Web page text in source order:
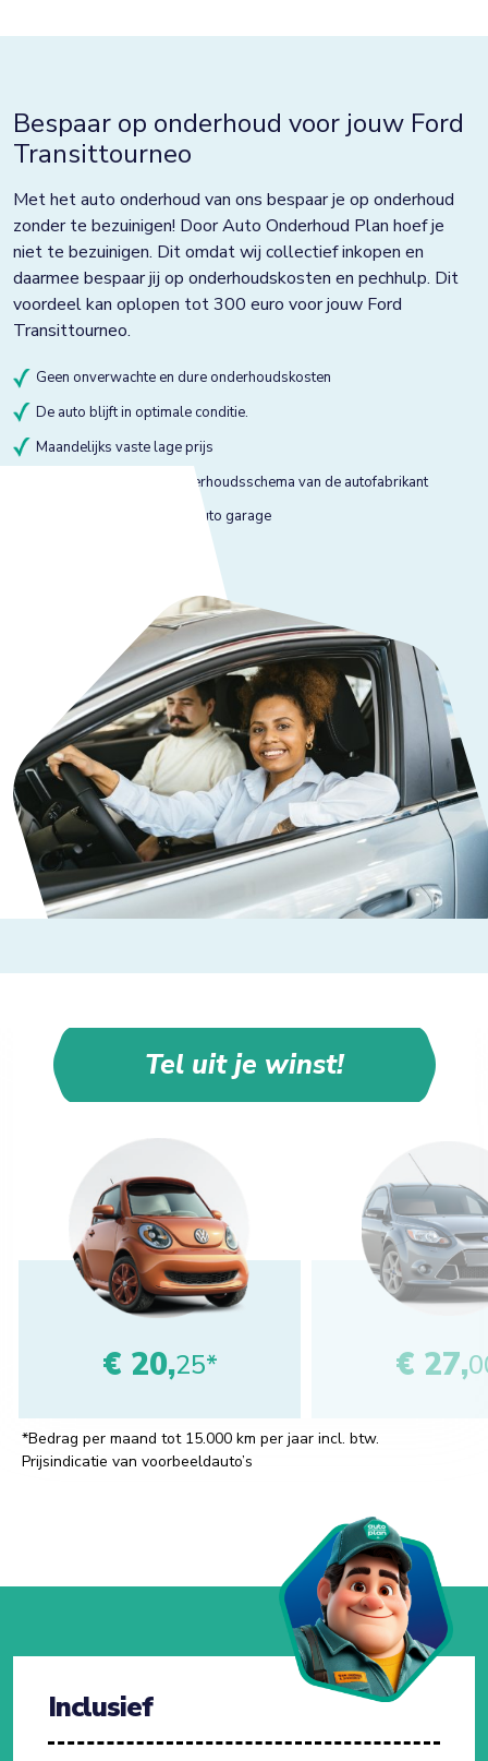
Bespaar op onderhoud voor jouw Ford
Transittourneo
Met het auto onderhoud van ons bespaar je op onderhoud
zonder te bezuinigen! Door Auto Onderhoud Plan hoef je
niet te bezuinigen. Dit omdat wij collectief inkopen en
daarmee bespaar jij op onderhoudskosten en pechhulp. Dit
voordeel kan oplopen tot 300 euro voor jouw Ford
Transittourneo.
Geen onverwachte en dure onderhoudskosten
De auto blijft in optimale conditie.
Maandelijks vaste lage prijs
Onderhoud volgens onderhoudsschema van de autofabrikant
Onderhoud bij gekeurde auto garage
Tel uit je winst!
€ 20,25* € 27,
*Bedrag per maand tot 15.000 km per jaar incl. btw.
Prijsindicatie van voorbeeldauto’s
Inclusief